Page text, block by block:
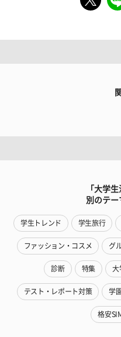
「大学
別のテー
学生トレンド 学生旅行
ファッション・コスメ グ
診断 特集 大
テスト・レポート対策 学
格安